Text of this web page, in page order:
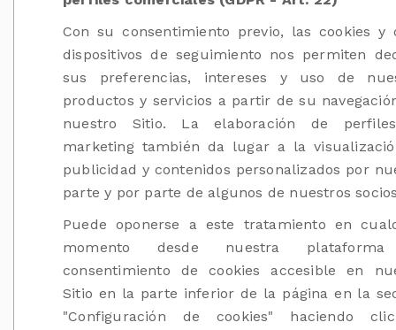
Con su consentimiento previo, las cookies y
dispositivos de seguimiento nos permiten
sus preferencias, intereses y uso de
productos y servicios a partir de su
nuestro Sitio. La elaboración de
marketing también da lugar a la
publicidad y contenidos personalizados por
parte y por parte de algunos de nuestros
Puede oponerse a este tratamiento en
momento desde nuestra
consentimiento de cookies accesible en
Sitio en la parte inferior de la página en la
"Configuración de cookies" haciendo